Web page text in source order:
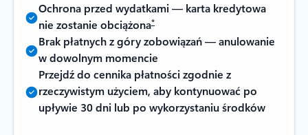
Ochrona przed wydatkami — karta kredytowa
nie zostanie obciążona*
Brak płatnych z góry zobowiązań — anulowanie
w dowolnym momencie
Przejdź do cennika płatności zgodnie z
rzeczywistym użyciem, aby kontynuować po
upływie 30 dni lub po wykorzystaniu środków